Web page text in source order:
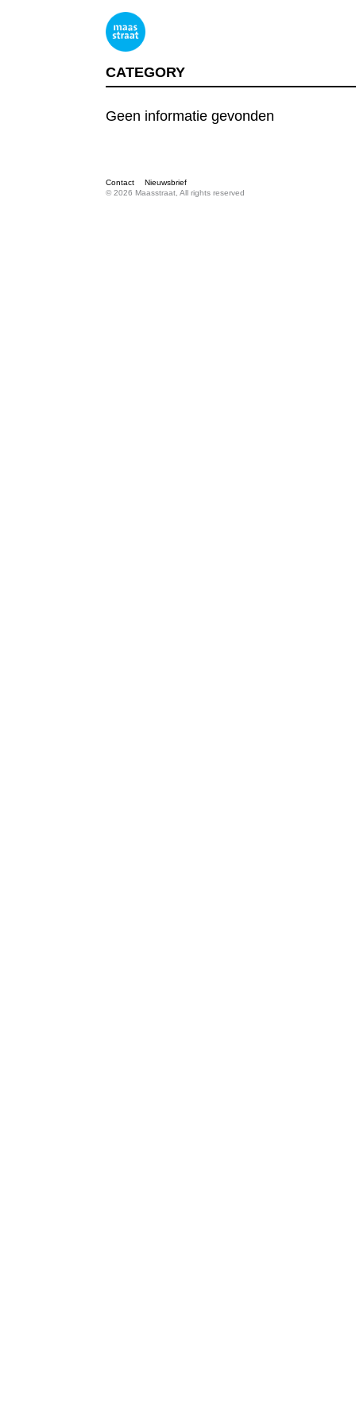
CATEGORY
Geen informatie gevonden
Contact
Nieuwsbrief
© 2026 Maasstraat, All rights reserved